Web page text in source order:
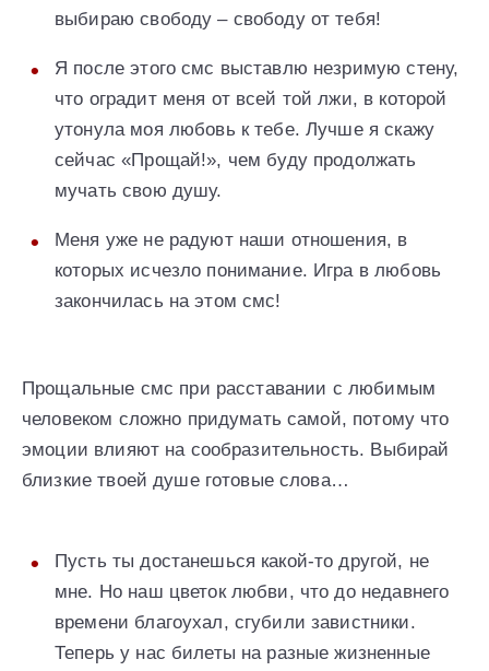
выбираю свободу – свободу от тебя!
Я после этого смс выставлю незримую стену,
что оградит меня от всей той лжи, в которой
утонула моя любовь к тебе. Лучше я скажу
сейчас «Прощай!», чем буду продолжать
мучать свою душу.
Меня уже не радуют наши отношения, в
которых исчезло понимание. Игра в любовь
закончилась на этом смс!
Прощальные смс при расставании с любимым
человеком сложно придумать самой, потому что
эмоции влияют на сообразительность. Выбирай
близкие твоей душе готовые слова…
Пусть ты достанешься какой-то другой, не
мне. Но наш цветок любви, что до недавнего
времени благоухал, сгубили завистники.
Теперь у нас билеты на разные жизненные